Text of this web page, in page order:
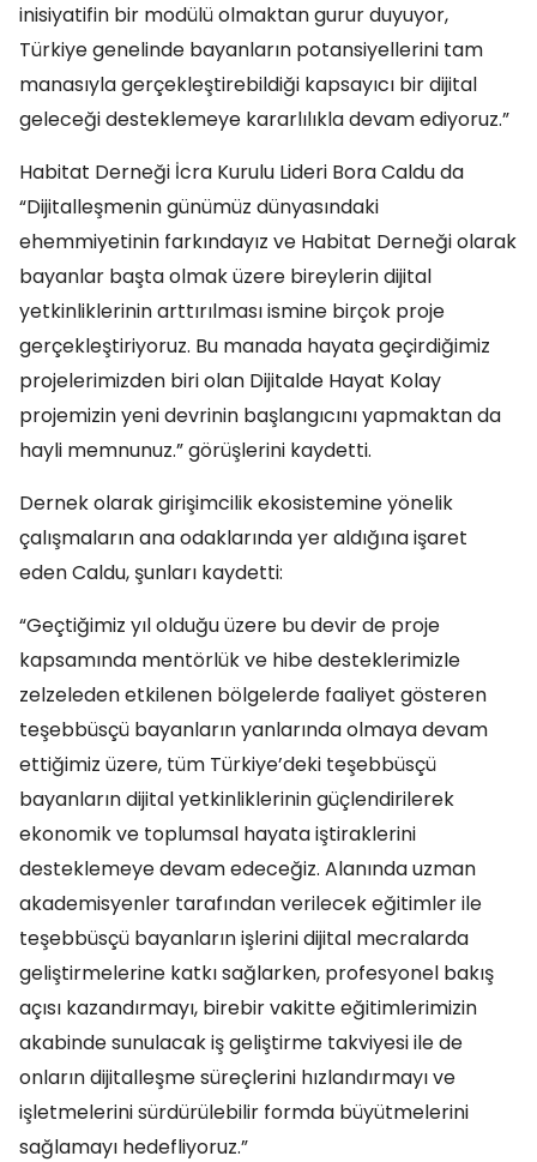
inisiyatifin bir modülü olmaktan gurur duyuyor,
Türkiye genelinde bayanların potansiyellerini tam
manasıyla gerçekleştirebildiği kapsayıcı bir dijital
geleceği desteklemeye kararlılıkla devam ediyoruz.”
Habitat Derneği İcra Kurulu Lideri Bora Caldu da
“Dijitalleşmenin günümüz dünyasındaki
ehemmiyetinin farkındayız ve Habitat Derneği olarak
bayanlar başta olmak üzere bireylerin dijital
yetkinliklerinin arttırılması ismine birçok proje
gerçekleştiriyoruz. Bu manada hayata geçirdiğimiz
projelerimizden biri olan Dijitalde Hayat Kolay
projemizin yeni devrinin başlangıcını yapmaktan da
hayli memnunuz.” görüşlerini kaydetti.
Dernek olarak girişimcilik ekosistemine yönelik
çalışmaların ana odaklarında yer aldığına işaret
eden Caldu, şunları kaydetti:
“Geçtiğimiz yıl olduğu üzere bu devir de proje
kapsamında mentörlük ve hibe desteklerimizle
zelzeleden etkilenen bölgelerde faaliyet gösteren
teşebbüsçü bayanların yanlarında olmaya devam
ettiğimiz üzere, tüm Türkiye’deki teşebbüsçü
bayanların dijital yetkinliklerinin güçlendirilerek
ekonomik ve toplumsal hayata iştiraklerini
desteklemeye devam edeceğiz. Alanında uzman
akademisyenler tarafından verilecek eğitimler ile
teşebbüsçü bayanların işlerini dijital mecralarda
geliştirmelerine katkı sağlarken, profesyonel bakış
açısı kazandırmayı, birebir vakitte eğitimlerimizin
akabinde sunulacak iş geliştirme takviyesi ile de
onların dijitalleşme süreçlerini hızlandırmayı ve
işletmelerini sürdürülebilir formda büyütmelerini
sağlamayı hedefliyoruz.”